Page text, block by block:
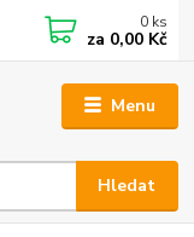
Menu
Hledat
0 ks
za 0,00 Kč